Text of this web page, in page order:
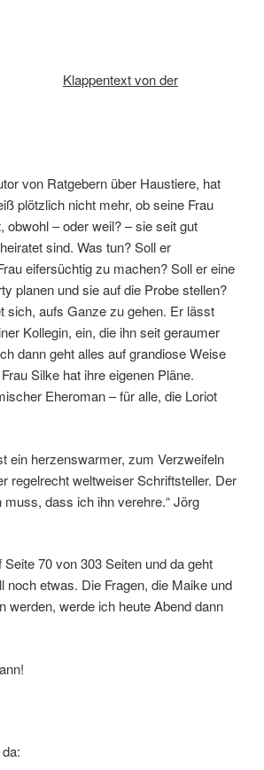
Klappentext von der
von Ratgebern über Haustiere, hat
plötzlich nicht mehr, ob seine Frau
obwohl – oder weil? – sie seit gut
sind. Was tun? Soll er
eifersüchtig zu machen? Soll er eine
planen und sie auf die Probe stellen?
sich, aufs Ganze zu gehen. Er lässt
Kollegin, ein, die ihn seit geraumer
dann geht alles auf grandiose Weise
Silke hat ihre eigenen Pläne.
Eheroman – für alle, die Loriot
ein herzenswarmer, zum Verzweifeln
regelrecht weltweiser Schriftsteller. Der
dass ich ihn verehre.“ Jörg
70 von 303 Seiten und da geht
noch etwas. Die Fragen, die Maike und
werden, werde ich heute Abend dann